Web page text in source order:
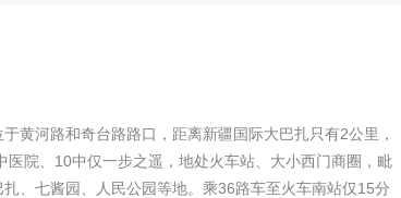
黄河路和奇台路路口，距离新疆国际大巴扎只有2公里，
院、10中仅一步之遥，地处火车站、大小西门商圈，毗
、七酱园、人民公园等地。乘36路车至火车南站仅15分